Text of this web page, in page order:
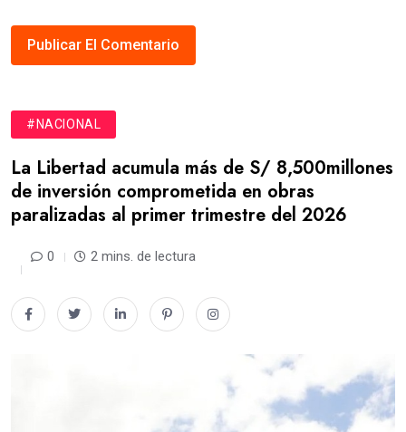
#NACIONAL
La Libertad acumula más de S/ 8,500millones
de inversión comprometida en obras
paralizadas al primer trimestre del 2026
0 2 mins. de lectura